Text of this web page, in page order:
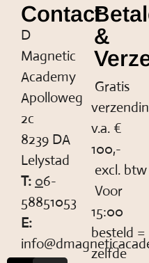
Contact
D
Magnetic
Academy
Apolloweg
2c
8239 DA
Lelystad
T: 06-
58851053
E:
&
Gratis
v.a. €
100,-
excl. btw
Voor
15:00
besteld =
zelfde